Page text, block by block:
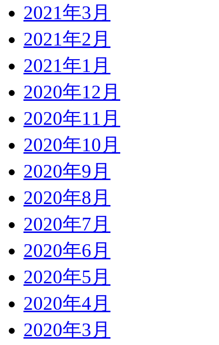
2021年3月
2021年2月
2021年1月
2020年12月
2020年11月
2020年10月
2020年9月
2020年8月
2020年7月
2020年6月
2020年5月
2020年4月
2020年3月